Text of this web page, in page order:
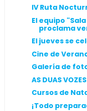
IV Ruta
El equipo
proclama
El jueves se
Cine de
Galería de
AS DUAS
Cursos de
¡Todo